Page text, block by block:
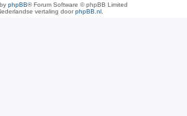
phpBB® Forum Software © phpBB Limited
vertaling doorphpBB.nl